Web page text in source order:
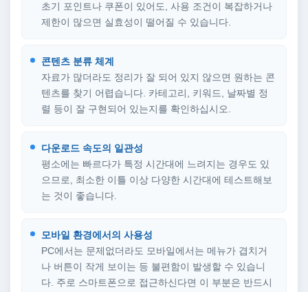
초기 포인트나 쿠폰이 있어도, 사용 조건이 복잡하거나
제한이 많으면 실효성이 떨어질 수 있습니다.
콘텐츠 분류 체계
자료가 많더라도 정리가 잘 되어 있지 않으면 원하는 콘
텐츠를 찾기 어렵습니다. 카테고리, 키워드, 날짜별 정
렬 등이 잘 구현되어 있는지를 확인하십시오.
다운로드 속도의 일관성
평소에는 빠르다가 특정 시간대에 느려지는 경우도 있
으므로, 최소한 이틀 이상 다양한 시간대에 테스트해보
는 것이 좋습니다.
모바일 환경에서의 사용성
PC에서는 문제없더라도 모바일에서는 메뉴가 겹치거
나 버튼이 작게 보이는 등 불편함이 발생할 수 있습니
다. 주로 스마트폰으로 접근하신다면 이 부분은 반드시